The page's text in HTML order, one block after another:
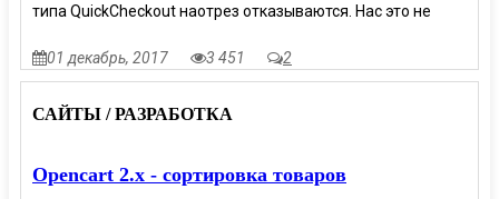
типа QuickCheckout наотрез отказываются. Нас это не
01 декабрь, 2017
3 451 2
САЙТЫ / РАЗРАБОТКА
Opencart 2.x - сортировка товаров